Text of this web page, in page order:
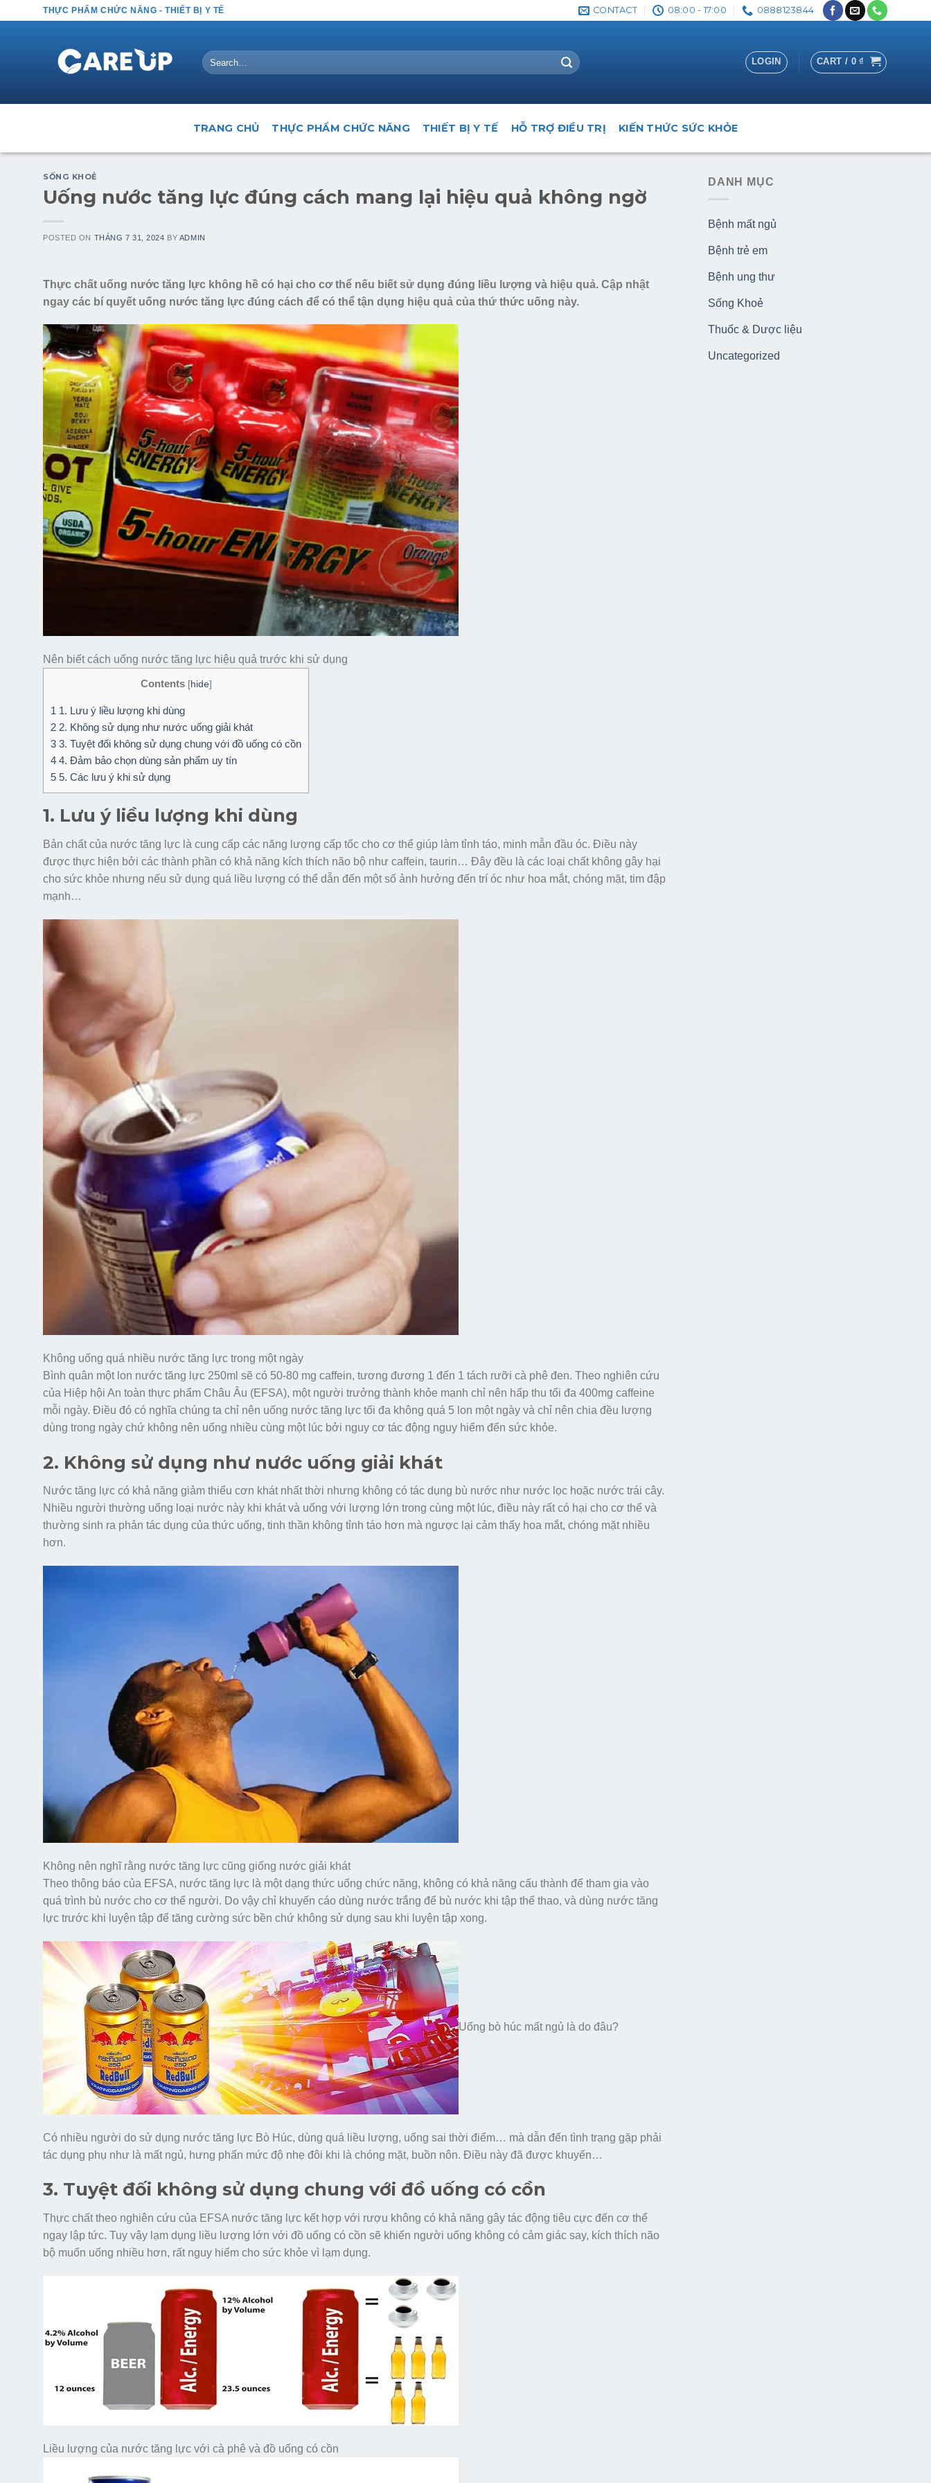
THỰC PHẨM CHỨC NĂNG - THIẾT BỊ Y TẾ CONTACT 08:00 - 17:00 0888123844
Search
for:
LOGIN CART / 0₫
TRANG CHỦ THỰC PHẨM CHỨC NĂNG THIẾT BỊ Y TẾ HỖ TRỢ ĐIỀU TRỊ KIẾN THỨC SỨC KHỎE
SỐNG KHOẺ
Uống nước tăng lực đúng cách mang lại hiệu quả không ngờ
POSTED ON THÁNG 7 31, 2024 BY ADMIN
Thực chất uống nước tăng lực không hề có hại cho cơ thể nếu biết sử dụng đúng liều lượng và hiệu quả. Cập nhật
ngay các bí quyết uống nước tăng lực đúng cách để có thể tận dụng hiệu quả của thứ thức uống này.
Nên biết cách uống nước tăng lực hiệu quả trước khi sử dụng
Contents [hide]
1 1. Lưu ý liều lượng khi dùng
2 2. Không sử dụng như nước uống giải khát
3 3. Tuyệt đối không sử dụng chung với đồ uống có cồn
4 4. Đảm bảo chọn dùng sản phẩm uy tín
5 5. Các lưu ý khi sử dụng
1. Lưu ý liều lượng khi dùng
Bản chất của nước tăng lực là cung cấp các năng lượng cấp tốc cho cơ thể giúp làm tỉnh táo, minh mẫn đầu óc. Điều này
được thực hiện bởi các thành phần có khả năng kích thích não bộ như caffein, taurin… Đây đều là các loại chất không gây hại
cho sức khỏe nhưng nếu sử dụng quá liều lượng có thể dẫn đến một số ảnh hưởng đến trí óc như hoa mắt, chóng mặt, tim đập
mạnh…
Không uống quá nhiều nước tăng lực trong một ngày
Bình quân một lon nước tăng lực 250ml sẽ có 50-80 mg caffein, tương đương 1 đến 1 tách rưỡi cà phê đen. Theo nghiên cứu
của Hiệp hội An toàn thực phẩm Châu Âu (EFSA), một người trưởng thành khỏe mạnh chỉ nên hấp thu tối đa 400mg caffeine
mỗi ngày. Điều đó có nghĩa chúng ta chỉ nên uống nước tăng lực tối đa không quá 5 lon một ngày và chỉ nên chia đều lượng
dùng trong ngày chứ không nên uống nhiều cùng một lúc bởi nguy cơ tác động nguy hiểm đến sức khỏe.
2. Không sử dụng như nước uống giải khát
Nước tăng lực có khả năng giảm thiểu cơn khát nhất thời nhưng không có tác dụng bù nước như nước lọc hoặc nước trái cây.
Nhiều người thường uống loại nước này khi khát và uống với lượng lớn trong cùng một lúc, điều này rất có hại cho cơ thể và
thường sinh ra phản tác dụng của thức uống, tinh thần không tỉnh táo hơn mà ngược lại cảm thấy hoa mắt, chóng mặt nhiều
hơn.
Không nên nghĩ rằng nước tăng lực cũng giống nước giải khát
Theo thông báo của EFSA, nước tăng lực là một dạng thức uống chức năng, không có khả năng cấu thành để tham gia vào
quá trình bù nước cho cơ thể người. Do vậy chỉ khuyến cáo dùng nước trắng để bù nước khi tập thể thao, và dùng nước tăng
lực trước khi luyện tập để tăng cường sức bền chứ không sử dụng sau khi luyện tập xong.
Uống bò húc mất ngủ là do đâu?
Có nhiều người do sử dụng nước tăng lực Bò Húc, dùng quá liều lượng, uống sai thời điểm… mà dẫn đến tình trạng gặp phải
tác dụng phụ như là mất ngủ, hưng phấn mức độ nhẹ đôi khi là chóng mặt, buồn nôn. Điều này đã được khuyến…
3. Tuyệt đối không sử dụng chung với đồ uống có cồn
Thực chất theo nghiên cứu của EFSA nước tăng lực kết hợp với rượu không có khả năng gây tác động tiêu cực đến cơ thể
ngay lập tức. Tuy vậy lạm dụng liều lượng lớn với đồ uống có cồn sẽ khiến người uống không có cảm giác say, kích thích não
bộ muốn uống nhiều hơn, rất nguy hiểm cho sức khỏe vì lạm dụng.
Liều lượng của nước tăng lực với cà phê và đồ uống có cồn
DANH MỤC
Bệnh mất ngủ
Bệnh trẻ em
Bệnh ung thư
Sống Khoẻ
Thuốc & Dược liệu
Uncategorized